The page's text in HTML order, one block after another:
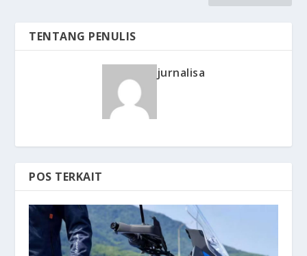
TENTANG PENULIS
jurnalisa
POS TERKAIT